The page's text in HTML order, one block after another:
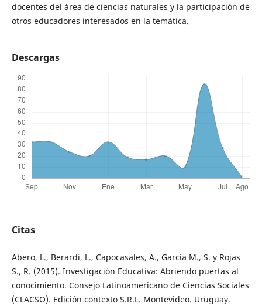
docentes del área de ciencias naturales y la participación de
otros educadores interesados en la temática.
Descargas
Citas
Abero, L., Berardi, L., Capocasales, A., García M., S. y Rojas
S., R. (2015). Investigación Educativa: Abriendo puertas al
conocimiento. Consejo Latinoamericano de Ciencias Sociales
(CLACSO). Edición contexto S.R.L. Montevideo. Uruguay.